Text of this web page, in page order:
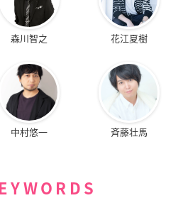
森川智之 花江夏樹
中村悠一 斉藤壮馬